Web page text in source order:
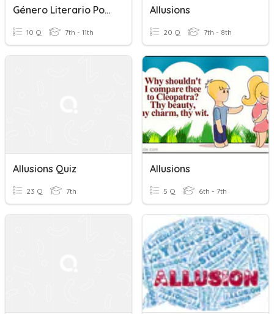
Género Literario Poesía Lírica Y El Posromanticismo
10 Q 7th - 11th
Allusions
20 Q 7th - 8th
Allusions Quiz
23 Q 7th
Allusions
5 Q 6th - 7th